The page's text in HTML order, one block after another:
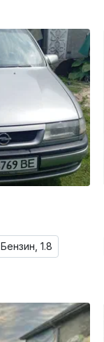
Бензин, 1.8